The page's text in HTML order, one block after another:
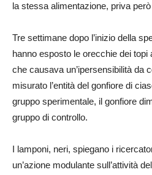
la stessa alimentazione, priva
Tre settimane dopo l’inizio della
hanno esposto le orecchie dei topi
che causava un’ipersensibilità da
misurato l’entità del gonfiore di
gruppo sperimentale, il gonfiore
gruppo di controllo.
I lamponi, neri, spiegano i
un’azione modulante sull’attività